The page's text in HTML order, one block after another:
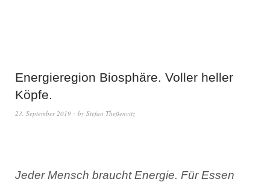
Energieregion Biosphäre. Voller heller
Köpfe.
23. September 2019 by Stefan Theßenvitz
Jeder Mensch braucht Energie. Für Essen